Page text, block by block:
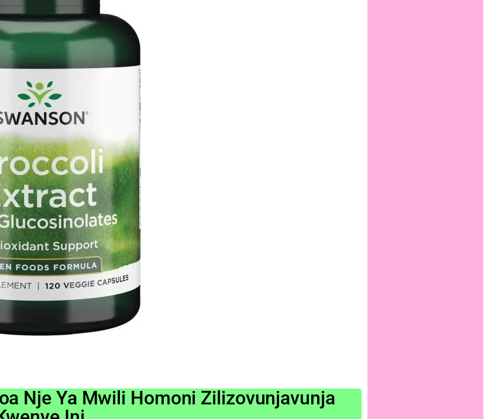
Nje Ya Mwili Homoni Zilizovunjavunja